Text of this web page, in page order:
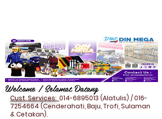
Welcome / Selamat Datang
Cust. Services: 014-6895013 (Alatulis) /016-
7254664(Cenderahati, Baju, Trofi, Sulaman
& Cetakan).